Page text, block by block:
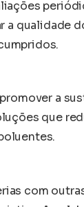
qualidade
a
que
com